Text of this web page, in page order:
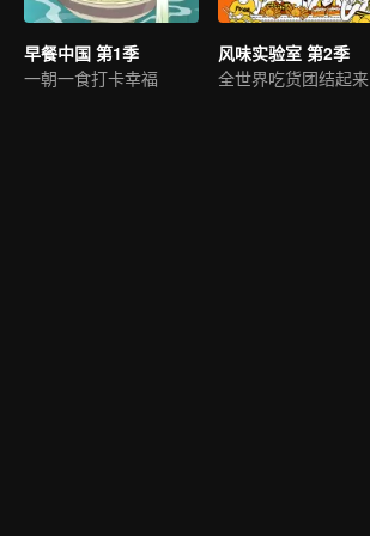
早餐中国 第1季
一朝一食打卡幸福
风味实验室 第2季
全世界吃货团结起来